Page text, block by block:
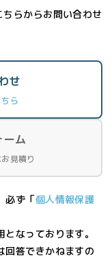
らからお問い合わせ
せ
ら
ーム
見積り
必ず「個人情報保護
なっております。
答できかねますの